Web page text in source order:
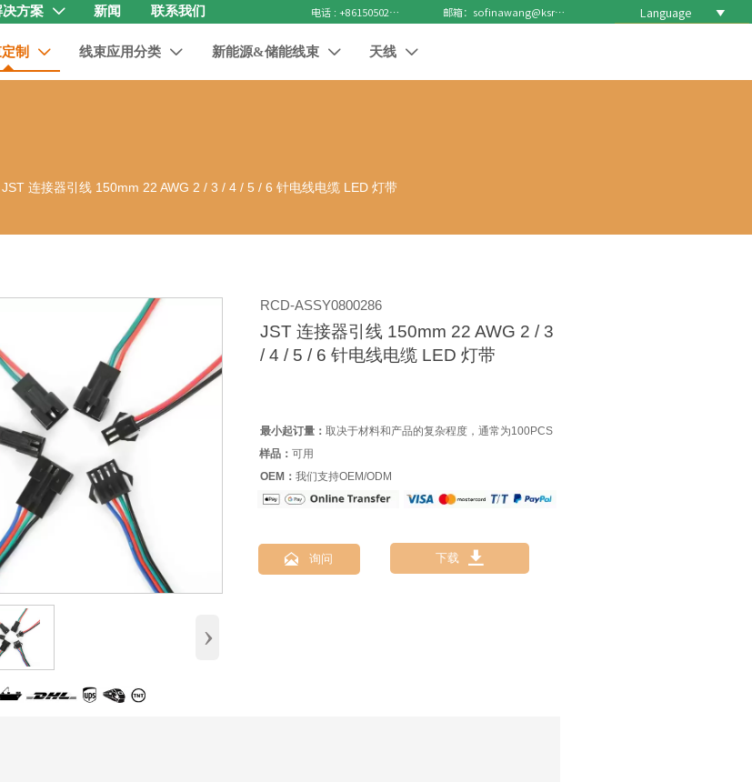
方案  新闻 联系我们 电话 : +8615050271688 邮箱：sofinawang@ksrcd.com Language 
制  线束应用分类  新能源&储能线束  天线 
JST 连接器引线 150mm 22 AWG 2 / 3 / 4 / 5 / 6 针电线电缆 LED 灯带
›
RCD-ASSY0800286
JST 连接器引线 150mm 22 AWG 2 / 3
/ 4 / 5 / 6 针电线电缆 LED 灯带
最小起订量： 取决于材料和产品的复杂程度，通常为100PCS
样品：可用
OEM： 我们支持OEM/ODM
 询问 下载 